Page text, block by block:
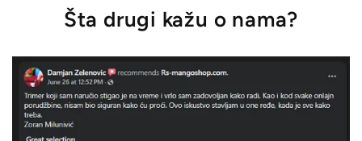
Šta drugi kažu o nama?